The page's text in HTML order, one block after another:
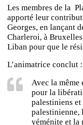
Les membres de la
apporté leur
Georges, en lançant
Charleroi, à
Liban pour que le
L’animatrice conclut :
Avec la même
pour la
palestiniens et
palestinienne,
yéménite et la